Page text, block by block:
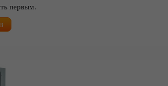
первым.